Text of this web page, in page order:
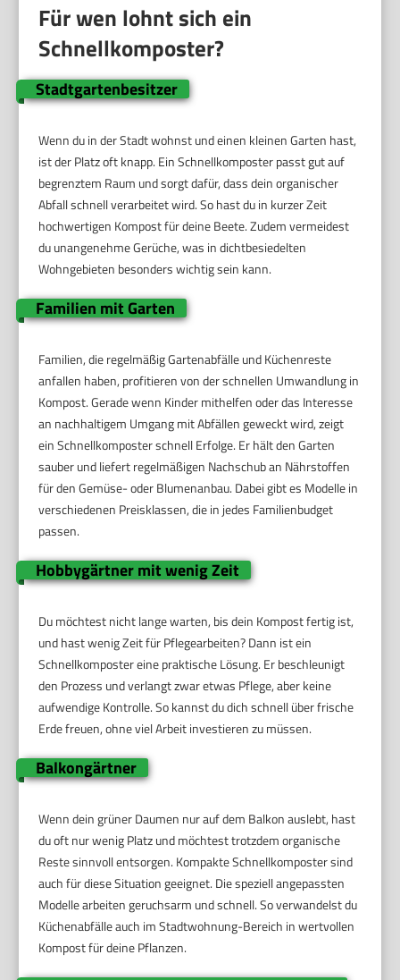
Für wen lohnt sich ein
Schnellkomposter?
Stadtgartenbesitzer
Wenn du in der Stadt wohnst und einen kleinen Garten hast,
ist der Platz oft knapp. Ein Schnellkomposter passt gut auf
begrenztem Raum und sorgt dafür, dass dein organischer
Abfall schnell verarbeitet wird. So hast du in kurzer Zeit
hochwertigen Kompost für deine Beete. Zudem vermeidest
du unangenehme Gerüche, was in dichtbesiedelten
Wohngebieten besonders wichtig sein kann.
Familien mit Garten
Familien, die regelmäßig Gartenabfälle und Küchenreste
anfallen haben, profitieren von der schnellen Umwandlung in
Kompost. Gerade wenn Kinder mithelfen oder das Interesse
an nachhaltigem Umgang mit Abfällen geweckt wird, zeigt
ein Schnellkomposter schnell Erfolge. Er hält den Garten
sauber und liefert regelmäßigen Nachschub an Nährstoffen
für den Gemüse- oder Blumenanbau. Dabei gibt es Modelle in
verschiedenen Preisklassen, die in jedes Familienbudget
passen.
Hobbygärtner mit wenig Zeit
Du möchtest nicht lange warten, bis dein Kompost fertig ist,
und hast wenig Zeit für Pflegearbeiten? Dann ist ein
Schnellkomposter eine praktische Lösung. Er beschleunigt
den Prozess und verlangt zwar etwas Pflege, aber keine
aufwendige Kontrolle. So kannst du dich schnell über frische
Erde freuen, ohne viel Arbeit investieren zu müssen.
Balkongärtner
Wenn dein grüner Daumen nur auf dem Balkon auslebt, hast
du oft nur wenig Platz und möchtest trotzdem organische
Reste sinnvoll entsorgen. Kompakte Schnellkomposter sind
auch für diese Situation geeignet. Die speziell angepassten
Modelle arbeiten geruchsarm und schnell. So verwandelst du
Küchenabfälle auch im Stadtwohnung-Bereich in wertvollen
Kompost für deine Pflanzen.